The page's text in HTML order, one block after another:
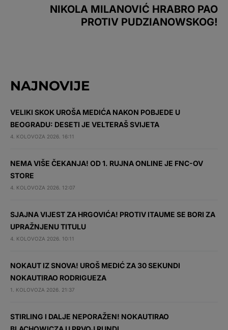
NIKOLA MILANOVIĆ HRABRO PAO
PROTIV PUDZIANOWSKOG!
NAJNOVIJE
VELIKI SKOK UROŠA MEDIĆA NAKON POBJEDE U
BEOGRADU: DESETI JE VELTERAŠ SVIJETA
4. KOLOVOZA 2026. 16:11
NEMA VIŠE ČEKANJA! OD 1. RUJNA ONLINE JE FNC-OV
STORE
4. KOLOVOZA 2026. 12:07
SJAJNA VIJEST ZA HRGOVIĆA! PROTIV ITAUME SE BORI ZA
UPRAŽNJENU TITULU
4. KOLOVOZA 2026. 10:11
NOKAUT IZ SNOVA! UROŠ MEDIĆ ZA 30 SEKUNDI
NOKAUTIRAO RODRIGUEZA
1. KOLOVOZA 2026. 21:37
STIRLING I DALJE NEPORAŽEN! NOKAUTIRAO